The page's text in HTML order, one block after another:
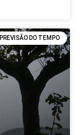
DO TEMPO